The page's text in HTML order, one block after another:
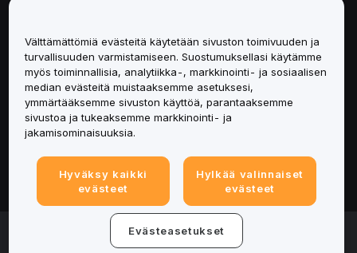
Palvelut
Tuki
Tuotteet
Lakiasiat
© 2025-2026 Bybit.eu. All rights reserved.
Välttämättömiä evästeitä käytetään sivuston toimivuuden ja
turvallisuuden varmistamiseen. Suostumuksellasi käytämme
myös toiminnallisia, analytiikka-, markkinointi- ja sosiaalisen
median evästeitä muistaaksemme asetuksesi,
ymmärtääksemme sivuston käyttöä, parantaaksemme
sivustoa ja tukeaksemme markkinointi- ja
jakamisominaisuuksia.
Hyväksy kaikki
evästeet
Hylkää valinnaiset
evästeet
Evästeasetukset